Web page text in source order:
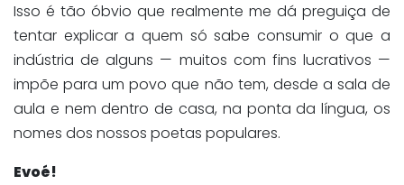
Isso é tão óbvio que realmente me dá preguiça de
tentar explicar a quem só sabe consumir o que a
indústria de alguns — muitos com fins lucrativos —
impõe para um povo que não tem, desde a sala de
aula e nem dentro de casa, na ponta da língua, os
nomes dos nossos poetas populares.
Evoé!